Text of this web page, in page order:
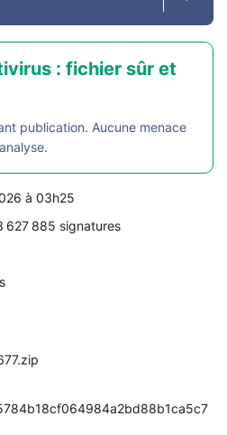
: fichier sûr et
publication. Aucune menace
à 03h25
627 885 signatures